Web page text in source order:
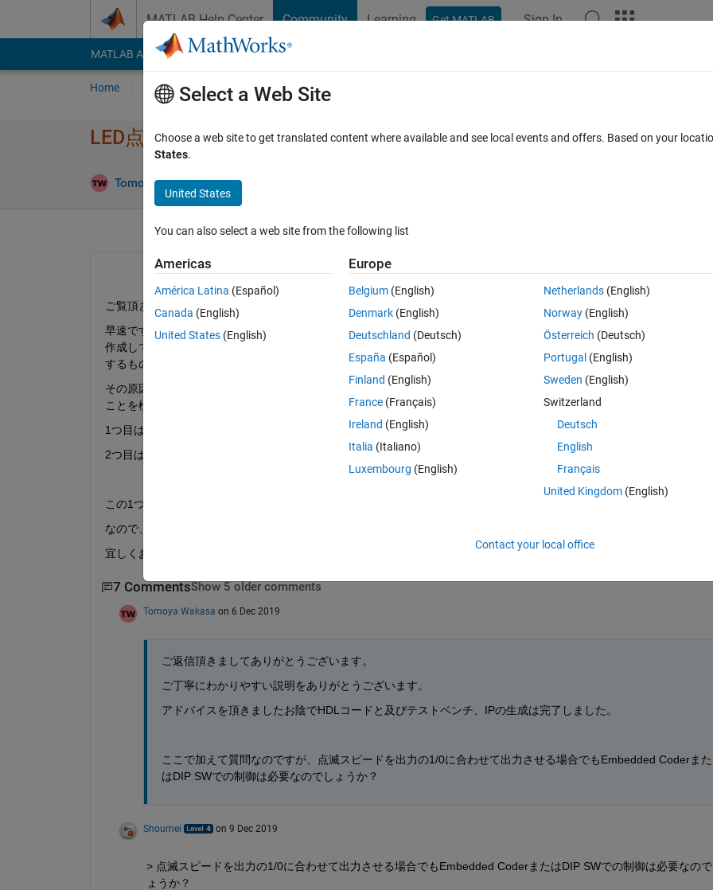
MATLAB Help Center Community Learning Get MATLAB Sign In
MATLAB Answers File Exchange Cody
Home Ask Answer Browse MATLAB FAQs
LED点滅モデルのH​DLコード化及びFP​GA書き込みに関して
Tomoya Wakasa 4 Dec 2019
0 votes
ご覧頂きましてありがとうございます。
早速ですが、現在simulinkで作成したモデルをHDL Coderで書き出し最終的にFPGAへ書き込みたいと思っています。以前
作成していたモデルのHDLコード化及びFPGAへの書き込みはできたのですが、出力をボードのLEDピンへ変更しても点
するものの出力に合わせ点滅はしません。
その原因として、書き出したHDLにLEDの制御コードが含まれていないためだと考えているのですが、この対策として2
ことを検討しています。
1つ目は、SimulinkにてLEDブロックを配置しHDLコード書き出しと共に制御コードを生成する方法
2つ目は、HDLを自ら書く方法
この1つ目の方法が可能であれば、検証などの時間を大幅に削減できると思っています。
なので、もし1つ目の方法が可能でありましたらその方法を具体的にお教えいただきたいと思います。
宜しくお願い申し上げます。
7 CommentsShow 5 older comments
Tomoya Wakasa on 6 Dec 2019
ご返信頂きましてありがとうございます。
ご丁寧にわかりやすい説明をありがとうございます。
アドバイスを頂きましたお陰でHDLコードと及びテストベンチ、IPの生成は完了しました。
ここで加えて質問なのですが、点滅スピードを出力の1/0に合わせて出力させる場合でもEmbedded Coderまた
はDIP SWでの制御は必要なのでしょうか？
Shoumei on 9 Dec 2019
> 点滅スピードを出力の1/0に合わせて出力させる場合でもEmbedded CoderまたはDIP SWでの制御は必要なの
ょうか？
Select a Web Site
Choose a web site to get translated content where available and see local events and offers. Based on your
States.
United States
You can also select a web site from the following list
Americas
América Latina (Español)
Canada (English)
United States (English)
Europe
Belgium (English)
Denmark (English)
Deutschland (Deutsch)
España (Español)
Finland (English)
France (Français)
Ireland (English)
Italia (Italiano)
Luxembourg (English)
Netherlands(English)
Norway(English)
Österreich (Deutsch)
Portugal (English)
Sweden (English)
Switzerland
Deutsch
English
Français
United Kingdom(English)
Contact your local office